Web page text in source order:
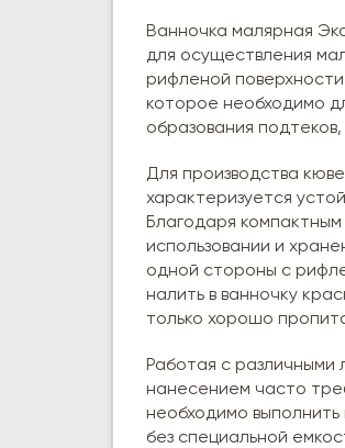
Ванночка малярная
для осуществления
рифленой
которое необходимо
образования
Для производства
характеризуется
Благодаря
использовании и
одной стороны с
налить в ванночку
только хорошо
Работая с
нанесением часто
необходимо
без специальной